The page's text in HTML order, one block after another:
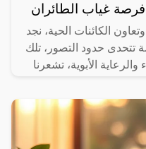
فرصة غياب الطائران
الكائنات الحية، نجد
حدود التصور، تلك
الأبوية، تشعرنا